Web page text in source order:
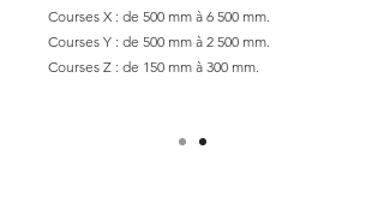
Courses X : de 500 mm à 6 500 mm.
Courses Y : de 500 mm à 2 500 mm.
Courses Z : de 150 mm à 300 mm.